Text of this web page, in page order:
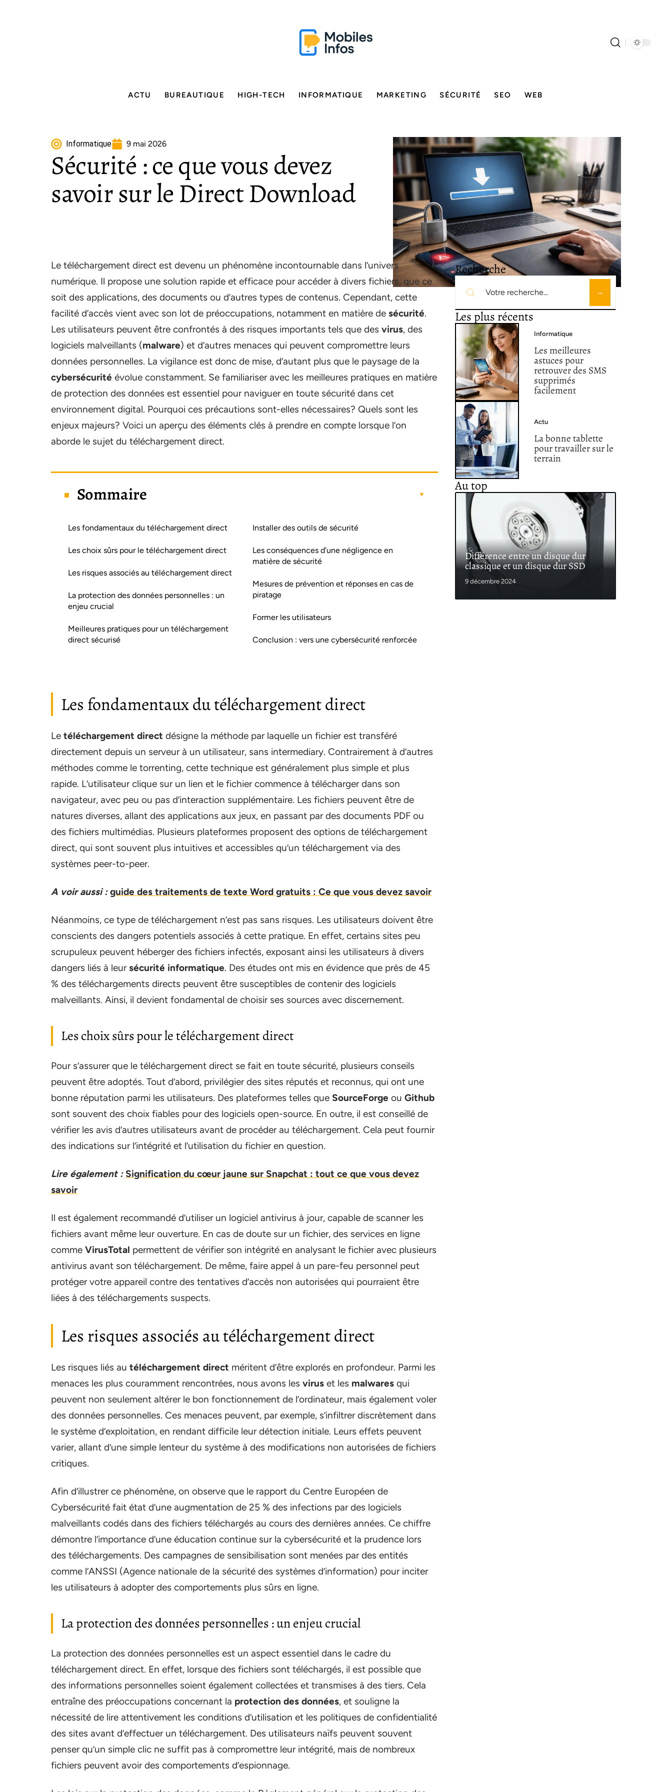
ACTU BUREAUTIQUE HIGH-TECH INFORMATIQUE MARKETING SÉCURITÉ SEO WEB
Informatique 9 mai 2026
Sécurité : ce que vous devez
savoir sur le Direct Download
Le téléchargement direct est devenu un phénomène incontournable dans l’univers
numérique. Il propose une solution rapide et efficace pour accéder à divers fichiers, que ce
soit des applications, des documents ou d’autres types de contenus. Cependant, cette
facilité d’accès vient avec son lot de préoccupations, notamment en matière de sécurité.
Les utilisateurs peuvent être confrontés à des risques importants tels que des virus, des
logiciels malveillants (malware) et d’autres menaces qui peuvent compromettre leurs
données personnelles. La vigilance est donc de mise, d’autant plus que le paysage de la
cybersécurité évolue constamment. Se familiariser avec les meilleures pratiques en matière
de protection des données est essentiel pour naviguer en toute sécurité dans cet
environnement digital. Pourquoi ces précautions sont-elles nécessaires? Quels sont les
enjeux majeurs? Voici un aperçu des éléments clés à prendre en compte lorsque l’on
aborde le sujet du téléchargement direct.
Sommaire
Les fondamentaux du téléchargement direct
Les choix sûrs pour le téléchargement direct
Les risques associés au téléchargement direct
La protection des données personnelles : un
enjeu crucial
Meilleures pratiques pour un téléchargement
direct sécurisé
Installer des outils de sécurité
Les conséquences d’une négligence en
matière de sécurité
Mesures de prévention et réponses en cas de
piratage
Former les utilisateurs
Conclusion : vers une cybersécurité renforcée
Les fondamentaux du téléchargement direct
Le téléchargement direct désigne la méthode par laquelle un fichier est transféré
directement depuis un serveur à un utilisateur, sans intermediary. Contrairement à d’autres
méthodes comme le torrenting, cette technique est généralement plus simple et plus
rapide. L’utilisateur clique sur un lien et le fichier commence à télécharger dans son
navigateur, avec peu ou pas d’interaction supplémentaire. Les fichiers peuvent être de
natures diverses, allant des applications aux jeux, en passant par des documents PDF ou
des fichiers multimédias. Plusieurs plateformes proposent des options de téléchargement
direct, qui sont souvent plus intuitives et accessibles qu’un téléchargement via des
systèmes peer-to-peer.
A voir aussi : guide des traitements de texte Word gratuits : Ce que vous devez savoir
Néanmoins, ce type de téléchargement n’est pas sans risques. Les utilisateurs doivent être
conscients des dangers potentiels associés à cette pratique. En effet, certains sites peu
scrupuleux peuvent héberger des fichiers infectés, exposant ainsi les utilisateurs à divers
dangers liés à leursécurité informatique. Des études ont mis en évidence que près de 45
% des téléchargements directs peuvent être susceptibles de contenir des logiciels
malveillants. Ainsi, il devient fondamental de choisir ses sources avec discernement.
Les choix sûrs pour le téléchargement direct
Pour s’assurer que le téléchargement direct se fait en toute sécurité, plusieurs conseils
peuvent être adoptés. Tout d’abord, privilégier des sites réputés et reconnus, qui ont une
bonne réputation parmi les utilisateurs. Des plateformes telles que SourceForge ou Github
sont souvent des choix fiables pour des logiciels open-source. En outre, il est conseillé de
vérifier les avis d’autres utilisateurs avant de procéder au téléchargement. Cela peut fournir
des indications sur l’intégrité et l’utilisation du fichier en question.
Lire également : Signification du cœur jaune sur Snapchat : tout ce que vous devez
savoir
Il est également recommandé d’utiliser un logiciel antivirus à jour, capable de scanner les
fichiers avant même leur ouverture. En cas de doute sur un fichier, des services en ligne
comme VirusTotal permettent de vérifier son intégrité en analysant le fichier avec plusieurs
antivirus avant son téléchargement. De même, faire appel à un pare-feu personnel peut
protéger votre appareil contre des tentatives d’accès non autorisées qui pourraient être
liées à des téléchargements suspects.
Les risques associés au téléchargement direct
Les risques liés au téléchargement direct méritent d’être explorés en profondeur. Parmi les
menaces les plus couramment rencontrées, nous avons les virus et les malwares qui
peuvent non seulement altérer le bon fonctionnement de l’ordinateur, mais également voler
des données personnelles. Ces menaces peuvent, par exemple, s’infiltrer discrètement dans
le système d’exploitation, en rendant difficile leur détection initiale. Leurs effets peuvent
varier, allant d’une simple lenteur du système à des modifications non autorisées de fichiers
critiques.
Afin d’illustrer ce phénomène, on observe que le rapport du Centre Européen de
Cybersécurité fait état d’une augmentation de 25 % des infections par des logiciels
malveillants codés dans des fichiers téléchargés au cours des dernières années. Ce chiffre
démontre l’importance d’une éducation continue sur la cybersécurité et la prudence lors
des téléchargements. Des campagnes de sensibilisation sont menées par des entités
comme l’ANSSI (Agence nationale de la sécurité des systèmes d’information) pour inciter
les utilisateurs à adopter des comportements plus sûrs en ligne.
La protection des données personnelles : un enjeu crucial
La protection des données personnelles est un aspect essentiel dans le cadre du
téléchargement direct. En effet, lorsque des fichiers sont téléchargés, il est possible que
des informations personnelles soient également collectées et transmises à des tiers. Cela
entraîne des préoccupations concernant la protection des données, et souligne la
nécessité de lire attentivement les conditions d’utilisation et les politiques de confidentialité
des sites avant d’effectuer un téléchargement. Des utilisateurs naïfs peuvent souvent
penser qu’un simple clic ne suffit pas à compromettre leur intégrité, mais de nombreux
fichiers peuvent avoir des comportements d’espionnage.
Recherche
Les plus récents
Informatique
Les meilleures
astuces pour
retrouver des SMS
supprimés
facilement
Actu
La bonne tablette
pour travailler sur le
terrain
Au top
Différence entre un disque dur
classique et un disque dur SSD
9 décembre 2024